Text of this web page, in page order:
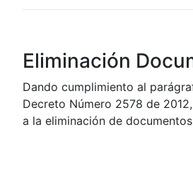
Eliminación
Dando cumplimiento al
Decreto Número 2578 de
a la eliminación de